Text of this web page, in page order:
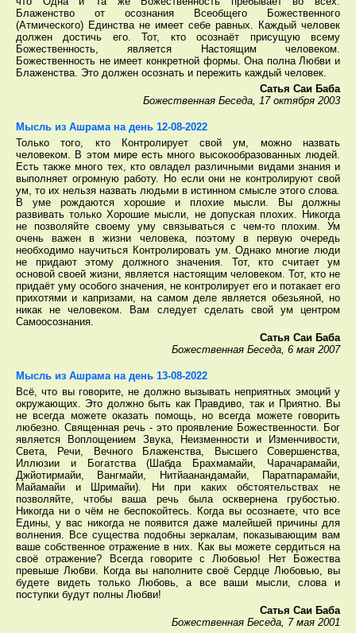
Блаженство от осознания Всеобщего Божественного
(Атмического) Единства не имеет себе равных. Каждый человек
должен достичь его. Тот, кто осознаёт присущую всему
Божественность, является Настоящим человеком.
Божественность не имеет конкретной формы. Она полна Любви и
Блаженства. Это должен осознать и пережить каждый человек.
Сатья Саи Баба
Божественная Беседа, 17 октября 2003
Мысль из Ашрама на день 12-08-2022
Только того, кто Контролирует свой ум, можно назвать
человеком. В этом мире есть много высокообразованных людей.
Есть также много тех, кто овладел различными видами знания и
выполняет огромную работу. Но если они не контролируют свой
ум, то их нельзя назвать людьми в истинном смысле этого слова.
В уме рождаются хорошие и плохие мысли. Вы должны
развивать только Хорошие мысли, не допуская плохих. Никогда
не позволяйте своему уму связываться с чем-то плохим. Ум
очень важен в жизни человека, поэтому в первую очередь
необходимо научиться Контролировать ум. Однако многие люди
не придают этому должного значения. Тот, кто считает ум
основой своей жизни, является настоящим человеком. Тот, кто не
придаёт уму особого значения, не контролирует его и потакает его
прихотями и капризами, на самом деле является обезьяной, но
никак не человеком. Вам следует сделать свой ум центром
Самоосознания.
Сатья Саи Баба
Божественная Беседа, 6 мая 2007
Мысль из Ашрама на день 13-08-2022
Всё, что вы говорите, не должно вызывать неприятных эмоций у
окружающих. Это должно быть как Правдиво, так и Приятно. Вы
не всегда можете оказать помощь, но всегда можете говорить
любезно. Священная речь - это проявление Божественности. Бог
является Воплощением Звука, Неизменности и Изменчивости,
Света, Речи, Вечного Блаженства, Высшего Совершенства,
Иллюзии и Богатства (Шабда Брахмамайи, Чарачарамайи,
Джйотирмайи, Вангмайи, Нитйаанандамайи, Паратпарамайи,
Майамайи и Шримайи). Ни при каких обстоятельствах не
позволяйте, чтобы ваша речь была осквернена грубостью.
Никогда ни о чём не беспокойтесь. Когда вы осознаете, что все
Едины, у вас никогда не появится даже малейшей причины для
волнения. Все существа подобны зеркалам, показывающим вам
ваше собственное отражение в них. Как вы можете сердиться на
своё отражение? Всегда говорите с Любовью! Нет Божества
превыше Любви. Когда вы наполните своё Сердце Любовью, вы
будете видеть только Любовь, а все ваши мысли, слова и
поступки будут полны Любви!
Сатья Саи Баба
Божественная Беседа, 7 мая 2001